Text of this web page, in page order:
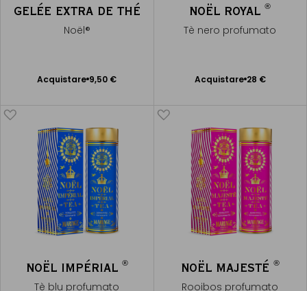
GELÉE EXTRA DE THÉ
Noël®
Acquistare 9,50 €
Aggiungere
NOËL ROYAL®
Tè nero profumato
Acquistare 28 €
Aggiungere
NOËL IMPÉRIAL ®
Tè blu profumato
NOËL MAJESTÉ ®
Rooibos profumato